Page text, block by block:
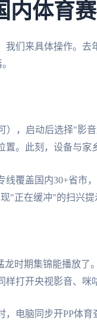
内体育
我们来具体操作。去
），启动后选择"影
。此刻，设备与家
覆盖国内30+省市
"正在缓冲"的扫兴提
时期集锦能播放了
样打开央视影音、
电脑同步开PP体